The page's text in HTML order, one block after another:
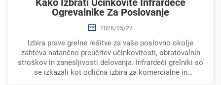
Kako Izbrati Učinkovite Infrardeče
Ogrevalnike Za Poslovanje
2026/05/27
Izbira prave grelne rešitve za vaše poslovno okolje
zahteva natančno preučitev učinkovitosti, obratovalnih
stroškov in zanesljivosti delovanja. Infrardeči grelniki so
se izkazali kot odlična izbira za komercialne in